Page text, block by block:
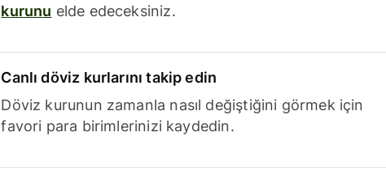
kurunu elde edeceksiniz.
Canlı döviz kurlarını takip edin
Döviz kurunun zamanla nasıl değiştiğini görmek için
favori para birimlerinizi kaydedin.